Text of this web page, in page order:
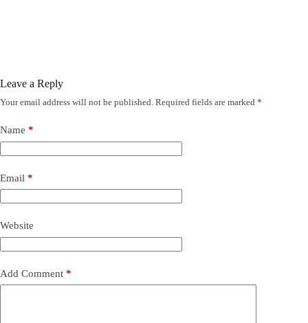
Leave a Reply
Your email address will not be published. Required fields are marked *
Name *
Email *
Website
Add Comment *